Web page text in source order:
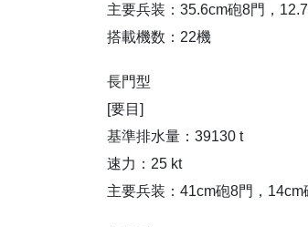
主要兵装：35.6cm砲8門，
搭載機数：22機
長門型
[要目]
基準排水量：39130 t
速力：25 kt
主要兵装：41cm砲8門，